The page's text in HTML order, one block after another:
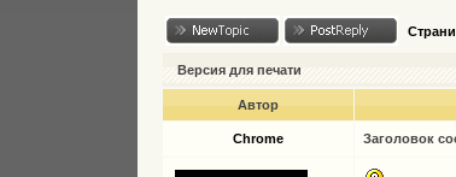
Версия для печати
Автор
Chrome Заголовок